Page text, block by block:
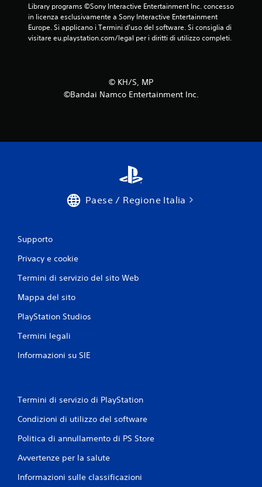
Library programs ©Sony Interactive Entertainment Inc. concesso
in licenza esclusivamente a Sony Interactive Entertainment
Europe. Si applicano i Termini d'uso del software. Si consiglia di
visitare eu.playstation.com/legal per i diritti di utilizzo completi.
©︎ KH/S, MP
©Bandai Namco Entertainment Inc.
Paese / Regione Italia
Supporto
Privacy e cookie
Termini di servizio del sito Web
Mappa del sito
PlayStation Studios
Termini legali
Informazioni su SIE
Termini di servizio di PlayStation
Condizioni di utilizzo del software
Politica di annullamento di PS Store
Avvertenze per la salute
Informazioni sulle classificazioni